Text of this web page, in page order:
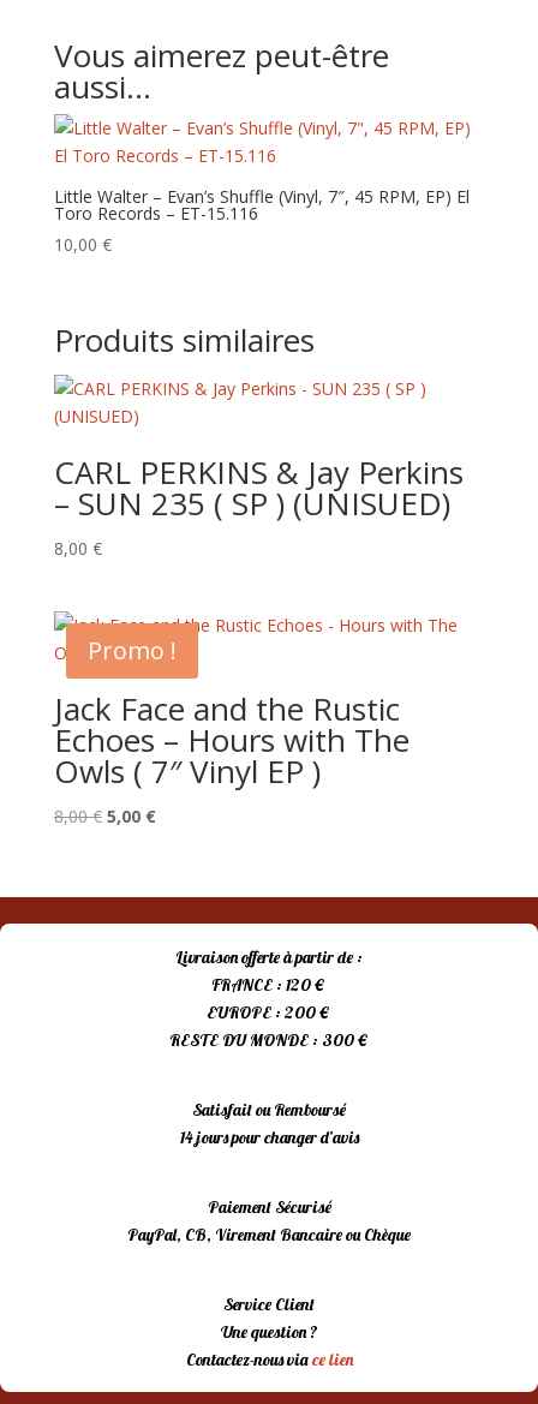
Vous aimerez peut-être
aussi…
Little Walter – Evan’s Shuffle (Vinyl, 7″, 45 RPM, EP) El
Toro Records – ET-15.116
10,00 €
Produits similaires
CARL PERKINS & Jay Perkins
– SUN 235 ( SP ) (UNISUED)
8,00 €
Promo !
Jack Face and the Rustic
Echoes – Hours with The
Owls ( 7″ Vinyl EP )
8,00€ Le
était :
8,00 €.
5,00 €Le
est :
5,00 €.
Livraison offerte à partir de :
FRANCE : 120 €
EUROPE : 200 €
RESTE DU MONDE : 300 €
Satisfait ou Remboursé
14 jours pour changer d’avis
Paiement Sécurisé
PayPal, CB, Virement Bancaire ou Chèque
Service Client
Une question ?
Contactez-nous viace lien